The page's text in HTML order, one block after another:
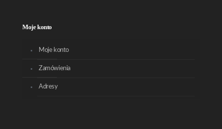
Moje konto
Moje konto
Zamówienia
Adresy